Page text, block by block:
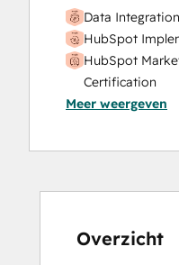
Data
HubSpot
HubSpot
Certification
HubSpot
HubSpot Sales
HubSpot
Inbound
Meer weergeven
Overzicht